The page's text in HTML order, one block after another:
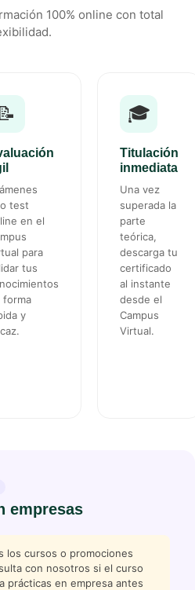
100% online con total
📝
test
en el
para
tus
forma
y
🎓
Titulación
inmediata
Una vez
superada la
parte
teórica,
descarga tu
certificado
al instante
desde el
Campus
Virtual.
empresas
los cursos o promociones
con nosotros si el curso
prácticas en empresa antes